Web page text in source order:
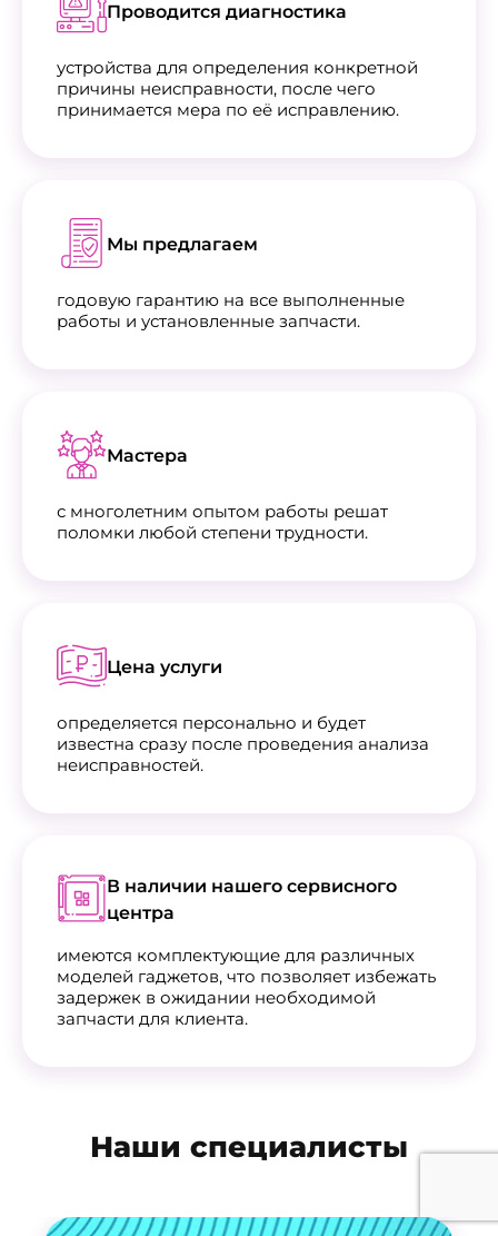
Проводится диагностика
устройства для определения конкретной
причины неисправности, после чего
принимается мера по её исправлению.
Мы предлагаем
годовую гарантию на все выполненные
работы и установленные запчасти.
Мастера
с многолетним опытом работы решат
поломки любой степени трудности.
Цена услуги
определяется персонально и будет
известна сразу после проведения анализа
неисправностей.
В наличии нашего сервисного
центра
имеются комплектующие для различных
моделей гаджетов, что позволяет избежать
задержек в ожидании необходимой
запчасти для клиента.
Наши специалисты